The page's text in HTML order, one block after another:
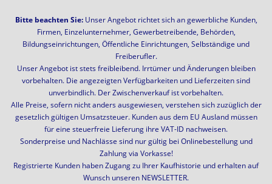
Bitte beachten Sie:Unser Angebot richtet sich an gewerbliche Kunden,
Firmen, Einzelunternehmer, Gewerbetreibende, Behörden,
Bildungseinrichtungen, Öffentliche Einrichtungen, Selbständige und
Freiberufler.
Unser Angebot ist stets freibleibend. Irrtümer und Änderungen bleiben
vorbehalten. Die angezeigten Verfügbarkeiten und Lieferzeiten sind
unverbindlich. Der Zwischenverkauf ist vorbehalten.
Alle Preise, sofern nicht anders ausgewiesen, verstehen sich zuzüglich der
gesetzlich gültigen Umsatzsteuer. Kunden aus dem EU Ausland müssen
für eine steuerfreie Lieferung ihre VAT-ID nachweisen.
Sonderpreise und Nachlässe sind nur gültig bei Onlinebestellung und
Zahlung via Vorkasse!
Registrierte Kunden haben Zugang zu Ihrer Kaufhistorie und erhalten auf
Wunsch unseren NEWSLETTER.